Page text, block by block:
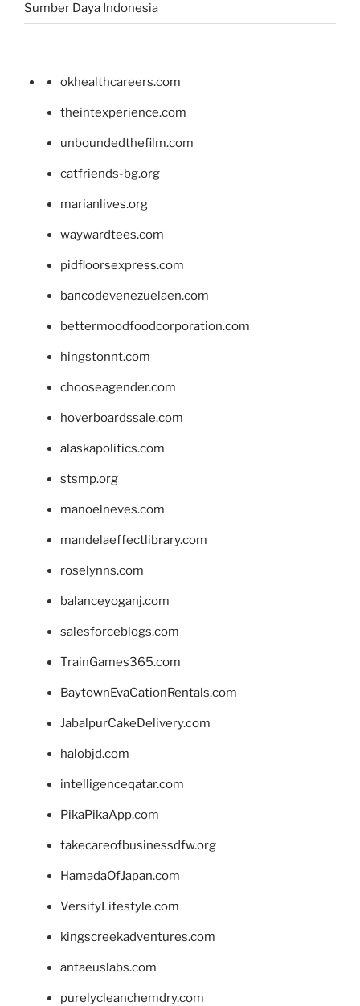
Sumber Daya Indonesia
okhealthcareers.com
theintexperience.com
unboundedthefilm.com
catfriends-bg.org
marianlives.org
waywardtees.com
pidfloorsexpress.com
bancodevenezuelaen.com
bettermoodfoodcorporation.com
hingstonnt.com
chooseagender.com
hoverboardssale.com
alaskapolitics.com
stsmp.org
manoelneves.com
mandelaeffectlibrary.com
roselynns.com
balanceyoganj.com
salesforceblogs.com
TrainGames365.com
BaytownEvaCationRentals.com
JabalpurCakeDelivery.com
halobjd.com
intelligenceqatar.com
PikaPikaApp.com
takecareofbusinessdfw.org
HamadaOfJapan.com
VersifyLifestyle.com
kingscreekadventures.com
antaeuslabs.com
purelycleanchemdry.com